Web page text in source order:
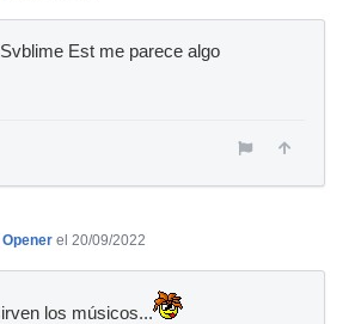
Est me parece algo
el 20/09/2022
los músicos...